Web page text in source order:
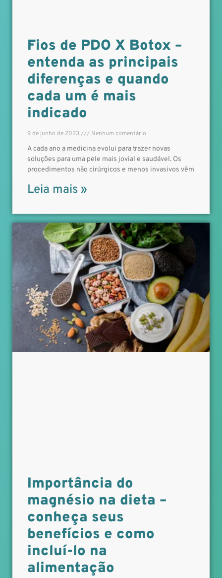
Fios de PDO X Botox –
entenda as principais
diferenças e quando
cada um é mais
indicado
9 de junho de 2023 Nenhum comentário
A cada ano a medicina evolui para trazer novas
soluções para uma pele mais jovial e saudável. Os
procedimentos não cirúrgicos e menos invasivos vêm
Leia mais »
Importância do
magnésio na dieta –
conheça seus
benefícios e como
incluí-lo na
alimentação